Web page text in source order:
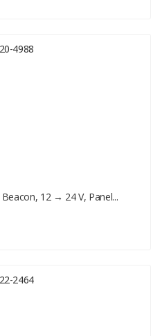
12 → 24 V, Panel...